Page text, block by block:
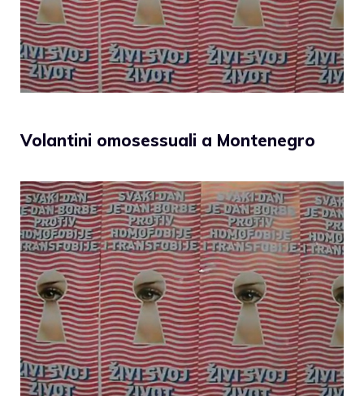
Volantini omosessuali a Montenegro